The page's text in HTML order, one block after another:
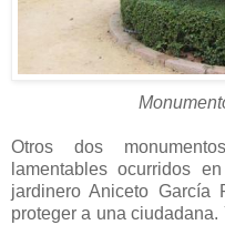
Otros dos
lamentables ocurridos
jardinero Aniceto García
proteger a una